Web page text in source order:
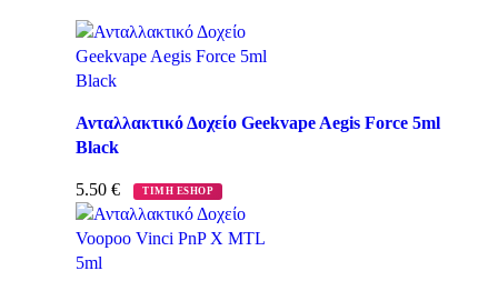
Ανταλλακτικό Δοχείο Geekvape Aegis Force 5ml
Black
5.50 € ΤΙΜΗ ESHOP